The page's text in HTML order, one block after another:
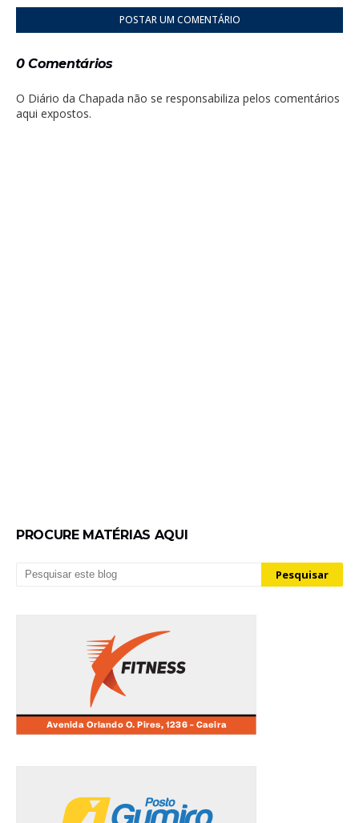
POSTAR UM COMENTÁRIO
0 Comentários
O Diário da Chapada não se responsabiliza pelos comentários
aqui expostos.
PROCURE MATÉRIAS AQUI